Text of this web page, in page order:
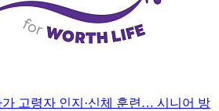
고령자 인지·신체 훈련… 시니어 방